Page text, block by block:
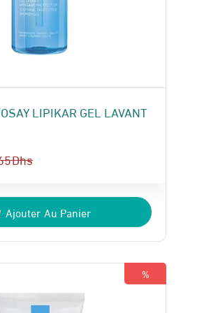
LIPIKAR GEL LAVANT
Dhs
Ajouter Au Panier
%